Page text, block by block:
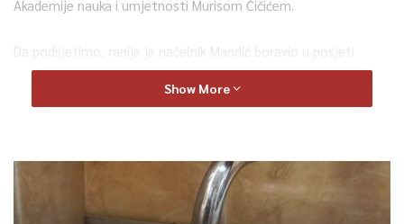
Akademije nauka i umjetnosti Murisom Čičićem.
Da podsjetimo, ranije je načelnik Mandić boravio u posjeti
Akademiji te sa
predsjednikom Čičićem i potpredsjednicima Lidijom Lincender-
nastavku finansijske podrške instituciji koja umnogome
doprinosi intelektualnom razvoju države Bosne i Hercegovine.
Show More